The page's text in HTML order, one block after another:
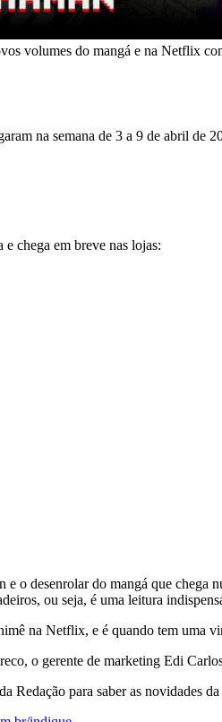
volumes do mangá e na Netflix
na semana de 3 a 9 de abril de
chega em breve nas lojas:
o desenrolar do mangá que
ou seja, é uma leitura
na Netflix, e é quando tem uma
o gerente de marketing Edi
Redação para saber as novidades